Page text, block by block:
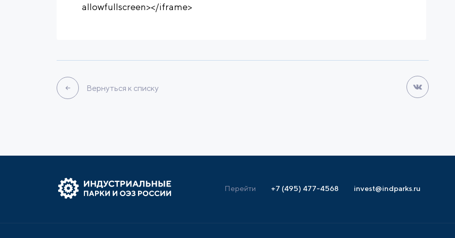
allowfullscreen></iframe>
Вернуться к списку
Перейти +7 (495) 477-4568 invest@indparks.ru